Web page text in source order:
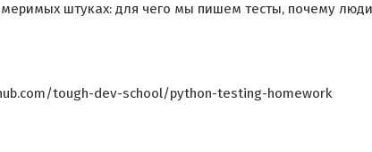
штуках: для чего мы пишем тесты, почему
tough-dev-school/python-testing-homework